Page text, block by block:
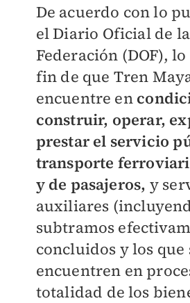
De acuerdo con lo
el Diario Oficial de la
Federación (DOF),
fin de que Tren
encuentre en
construir, operar,
prestar el servicio
transporte
y de pasajeros, y
auxiliares
subtramos
concluidos y los que
encuentren en
totalidad de los